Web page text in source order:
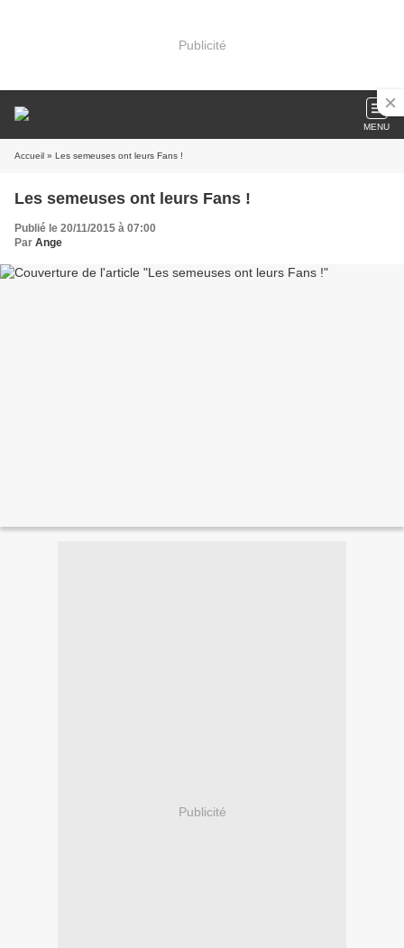
Publicité
MENU
Accueil » Les semeuses ont leurs Fans !
Les semeuses ont leurs Fans !
Publié le 20/11/2015 à 07:00
Par Ange
Publicité